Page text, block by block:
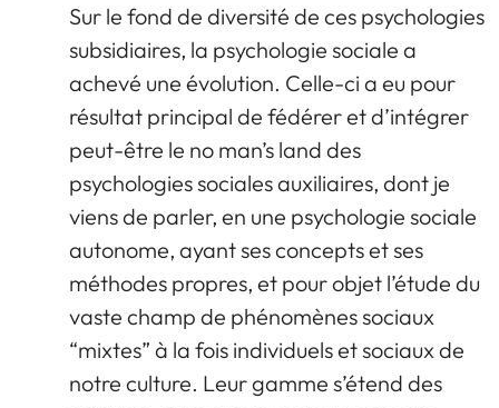
Sur le fond de diversité de ces psychologies
subsidiaires, la psychologie sociale a
achevé une évolution. Celle-ci a eu pour
résultat principal de fédérer et d’intégrer
peut-être le no man’s land des
psychologies sociales auxiliaires, dont je
viens de parler, en une psychologie sociale
autonome, ayant ses concepts et ses
méthodes propres, et pour objet l’étude du
vaste champ de phénomènes sociaux
“mixtes” à la fois individuels et sociaux de
notre culture. Leur gamme s’étend des